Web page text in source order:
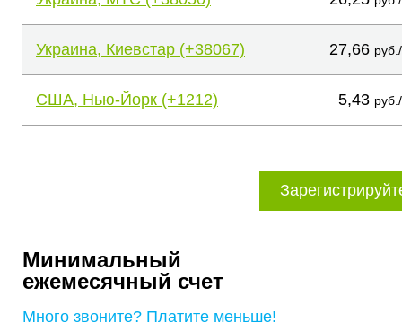
Украина, Киевстар (+38067) 27,66
США, Нью-Йорк (+1212) 5,43
Минимальный
ежемесячный счет
Много звоните? Платите меньше!